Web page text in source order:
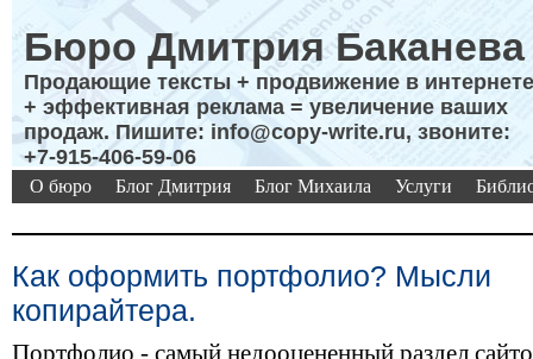
Бюро Дмитрия Баканева
Продающие тексты + продвижение в интернете
+ эффективная реклама = увеличение ваших
продаж. Пишите: info@copy-write.ru, звоните:
+7-915-406-59-06
О бюро Блог Дмитрия Блог Михаила Услуги
Как оформить портфолио? Мысли
копирайтера.
Портфолио - самый недооцененный раздел